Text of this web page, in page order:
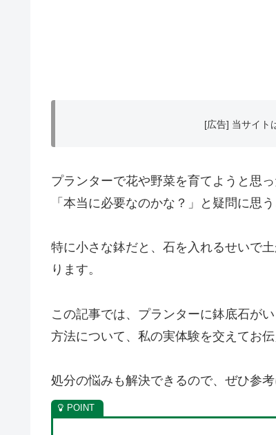
[広告] 当サイト
プランターで花や野菜を育てようと思
「本当に必要なのかな？」と疑問に思
特に小さな鉢だと、石を入れるせいで
ります。
この記事では、プランターに鉢底石が
方法について、私の実体験を交えてお伝
処分の悩みも解決できるので、ぜひ参考